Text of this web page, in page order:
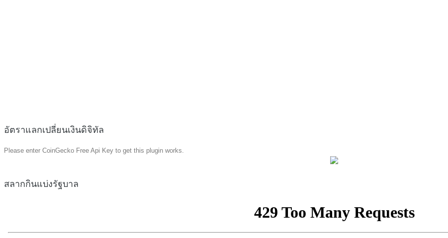
อัตราแลกเปลี่ยนเงินดิจิทัล
Please enter CoinGecko Free Api Key to get this plugin works.
สลากกินแบ่งรัฐบาล